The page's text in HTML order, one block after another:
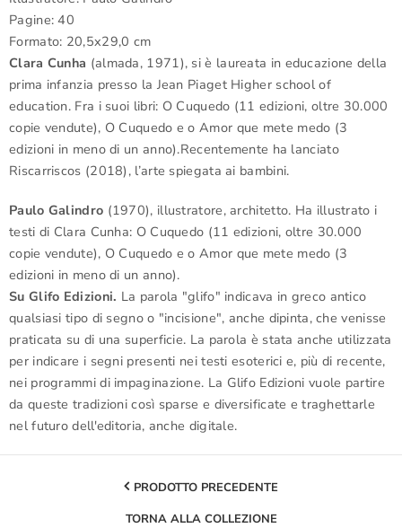
Pagine: 40
Formato: 20,5x29,0 cm
Clara Cunha (almada, 1971), si è laureata in educazione della
prima infanzia presso la Jean Piaget Higher school of
education. Fra i suoi libri: O Cuquedo (11 edizioni, oltre 30.000
copie vendute), O Cuquedo e o Amor que mete medo (3
edizioni in meno di un anno).Recentemente ha lanciato
Riscarriscos (2018), l’arte spiegata ai bambini.
Paulo Galindro (1970), illustratore, architetto. Ha illustrato i
testi di Clara Cunha: O Cuquedo (11 edizioni, oltre 30.000
copie vendute), O Cuquedo e o Amor que mete medo (3
edizioni in meno di un anno).
Su Glifo Edizioni. La parola "glifo" indicava in greco antico
qualsiasi tipo di segno o "incisione", anche dipinta, che venisse
praticata su di una superficie. La parola è stata anche utilizzata
per indicare i segni presenti nei testi esoterici e, più di recente,
nei programmi di impaginazione. La Glifo Edizioni vuole partire
da queste tradizioni così sparse e diversificate e traghettarle
nel futuro dell'editoria, anche digitale.
PRODOTTO PRECEDENTE
TORNA ALLA COLLEZIONE